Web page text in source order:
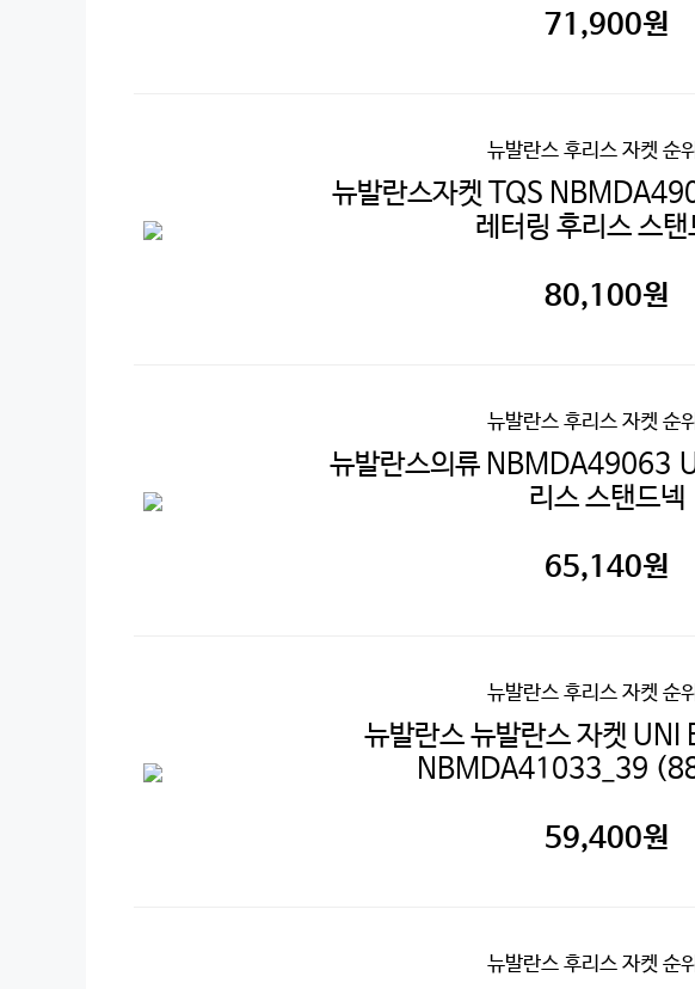
71,900원
뉴발란스 후리스 자켓 순
뉴발란스자켓 TQS
레터링 후리스 스탠
80,100원
뉴발란스 후리스 자켓 순
뉴발란스의류 NBMDA49063
리스 스탠드넥
65,140원
뉴발란스 후리스 자켓 순
뉴발란스 뉴발란스 자켓 UNI
NBMDA41033_39
59,400원
뉴발란스 후리스 자켓 순